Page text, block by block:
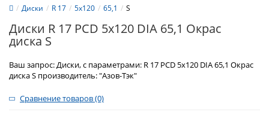
Диски R 17 5x120 65,1 S
Диски R 17 PCD 5x120 DIA 65,1 Окрас
диска S
Ваш запрос: Диски, с параметрами: R 17 PCD 5x120 DIA 65,1 Окрас
диска S производитель: "Азов-Тэк"
Сравнение товаров (0)